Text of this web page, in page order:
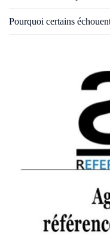
Pourquoi certains